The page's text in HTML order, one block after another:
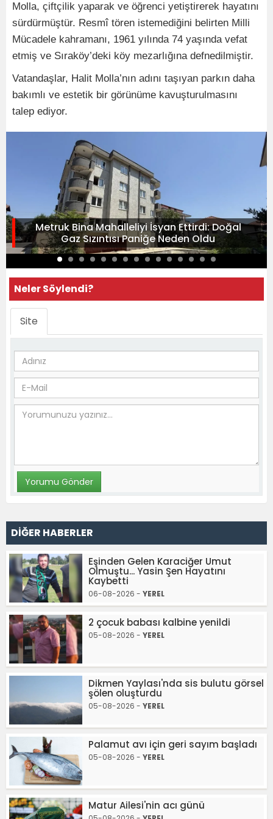
Molla, çiftçilik yaparak ve öğrenci yetiştirerek hayatını
sürdürmüştür. Resmî tören istemediğini belirten Milli
Mücadele kahramanı, 1961 yılında 74 yaşında vefat
etmiş ve Sıraköy’deki köy mezarlığına defnedilmiştir.
Vatandaşlar, Halit Molla’nın adını taşıyan parkın daha
bakımlı ve estetik bir görünüme kavuşturulmasını
talep ediyor.
Metruk Bina Mahalleliyi İsyan Ettirdi: Doğal
Gaz Sızıntısı Paniğe Neden Oldu
Neler Söylendi?
Site
DİĞER HABERLER
Eşinden Gelen Karaciğer Umut
Olmuştu... Yasin Şen Hayatını
Kaybetti
06-08-2026 - YEREL
2 çocuk babası kalbine yenildi
05-08-2026 - YEREL
Dikmen Yaylası'nda sis bulutu görsel
şölen oluşturdu
05-08-2026 - YEREL
Palamut avı için geri sayım başladı
05-08-2026 - YEREL
Matur Ailesi'nin acı günü